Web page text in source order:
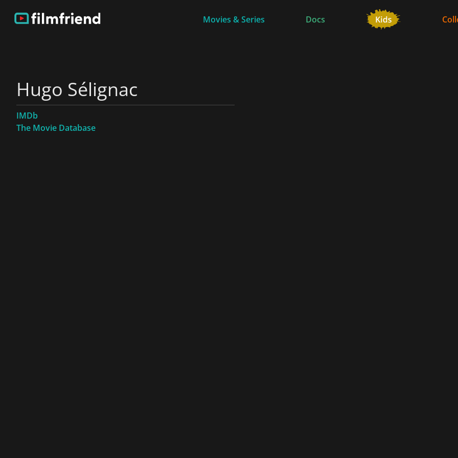
Movies & Series Docs
Hugo Sélignac
IMDb
The Movie Database